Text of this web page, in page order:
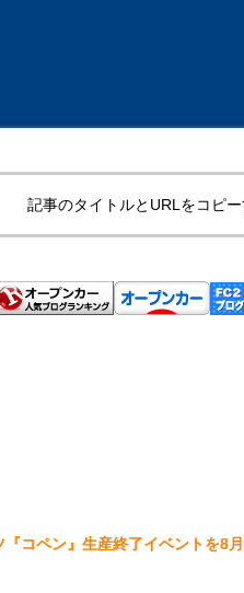
記事のタイトルとURLをコピ
コペン』生産終了イベントを8